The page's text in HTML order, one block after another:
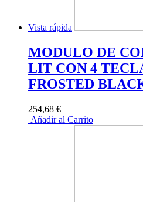
Vista rápida
MODULO DE
LIT CON 4
FROSTED
254,68 €
Añadir al Carrito